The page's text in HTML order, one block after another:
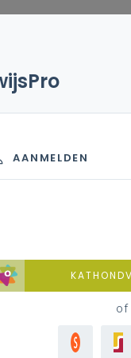
een
AANMELDEN
of